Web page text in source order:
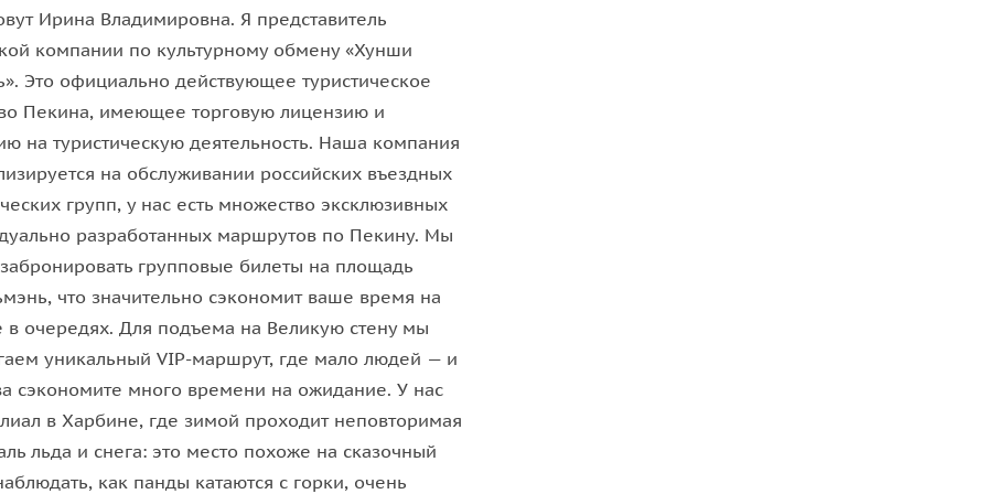
и отыщите укромный чайный домик или
момент для отдыха иознакомления с
магазинов, предлагающих деликатесы
ждут такие ценные дары, какженьшень, оленьи
а также ягоды, орехи и десерты.
признанной жемчужины архитектуры Харбина.
снимки на фоне этого знакового строения.
по знаменитой пешеходной Центральной улице.
Ирина Владимировна. Я представитель
компании по культурному обмену «Хунши
Это официально действующее туристическое
Пекина, имеющее торговую лицензию и
на туристическую деятельность. Наша компания
на обслуживании российских въездных
групп, у нас есть множество эксклюзивных
разработанных маршрутов по Пекину. Мы
групповые билеты на площадь
что значительно сэкономит ваше время на
в очередях. Для подъема на Великую стену мы
уникальный VIP-маршрут, где мало людей — и
сэкономите много времени на ожидание. У нас
в Харбине, где зимой проходит неповторимая
льда и снега: это место похоже на сказочный
как панды катаются с горки, очень